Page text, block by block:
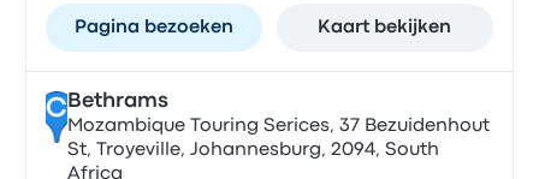
Pagina bezoeken Kaart bekijken
CBethrams
Mozambique Touring Serices, 37 Bezuidenhout
St, Troyeville, Johannesburg, 2094, South
Africa